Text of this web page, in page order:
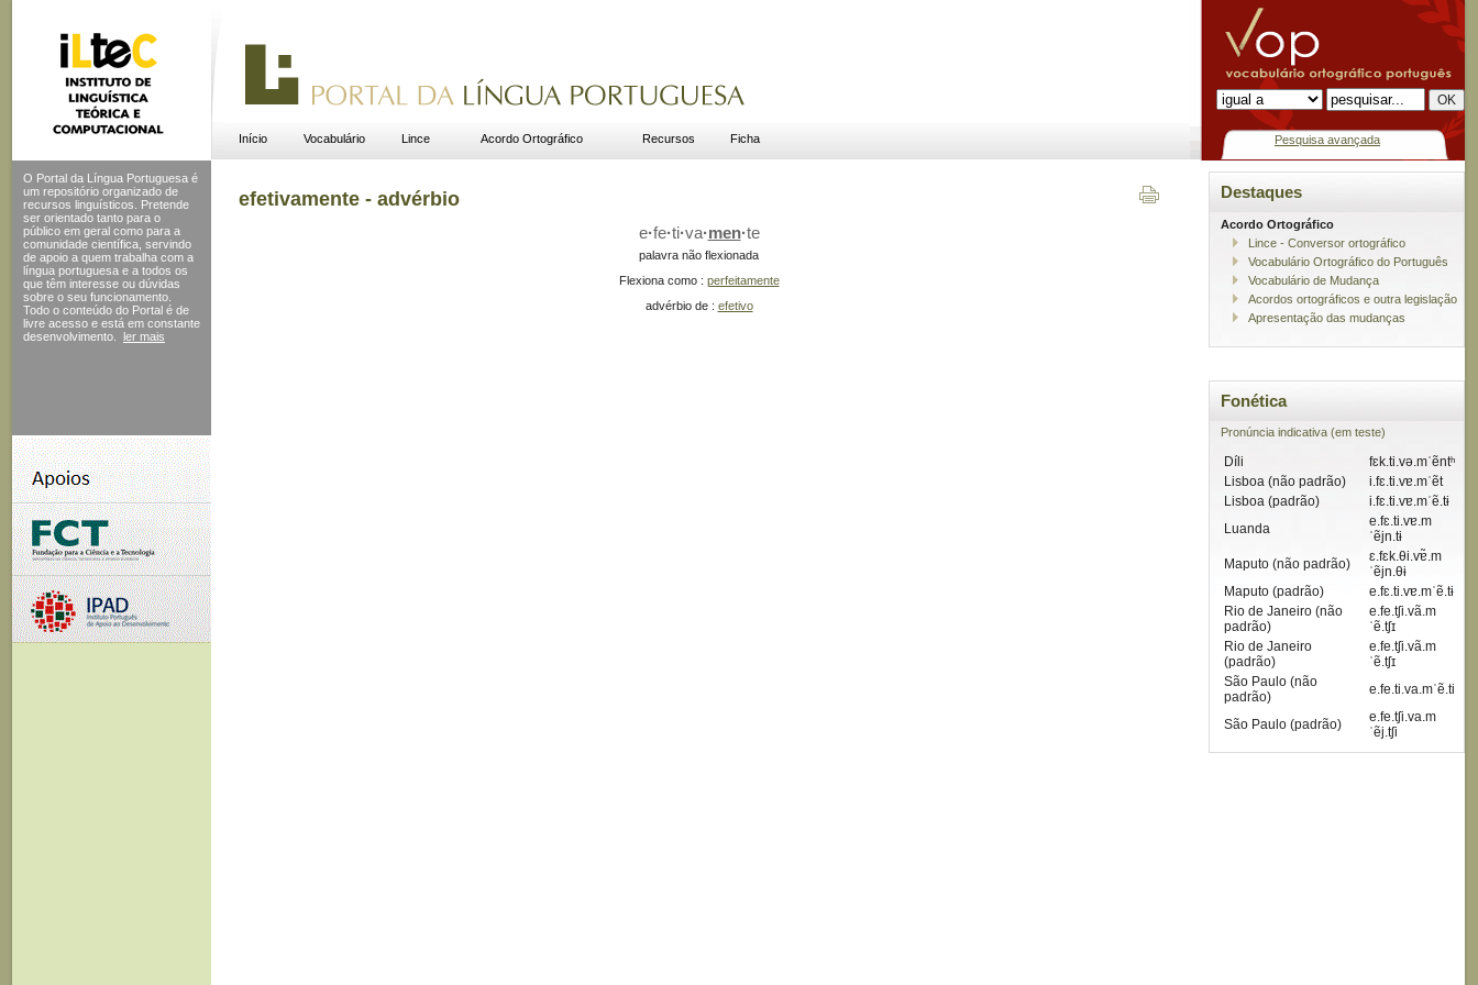
Início Vocabulário Lince Acordo Ortográfico Recursos Ficha Pesquisa avançada
O Portal da Língua Portuguesa é
um repositório organizado de
recursos linguísticos. Pretende
ser orientado tanto para o
público em geral como para a
comunidade científica, servindo
de apoio a quem trabalha com a
língua portuguesa e a todos os
que têm interesse ou dúvidas
sobre o seu funcionamento.
Todo o conteúdo do Portal é de
livre acesso e está em constante
desenvolvimento.
ler mais
efetivamente - advérbio
e·fe·ti·va·men·te
palavra não flexionada
Flexiona como : perfeitamente
advérbio de : efetivo
Destaques
Acordo Ortográfico
Lince - Conversor ortográfico
Vocabulário Ortográfico do Português
Vocabulário de Mudança
Acordos ortográficos e outra legislação
Apresentação das mudanças
Fonética
Pronúncia indicativa (em teste)
Díli
fɛk.ti.və.mˈẽntʰ
Lisboa (não padrão)
i.fɛ.ti.vɐ.mˈẽt
Lisboa (padrão)
i.fɛ.ti.vɐ.mˈẽ.tɨ
Luanda
e.fɛ.ti.vɐ.m
ˈẽjn.tɨ
Maputo (não padrão)
ɛ.fɛk.θi.vɐ̃.m
ˈẽjn.θɨ
Maputo (padrão)
e.fɛ.ti.vɐ.mˈẽ.tɨ
Rio de Janeiro (não
padrão)
e.fe.tʃi.vã.m
ˈẽ.tʃɪ
Rio de Janeiro
(padrão)
e.fe.tʃi.vã.m
ˈẽ.tʃɪ
São Paulo (não
padrão)
e.fe.ti.va.mˈẽ.ti
São Paulo (padrão)
e.fe.tʃi.va.m
ˈẽj.tʃi